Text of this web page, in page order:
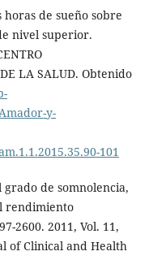
horas de sueño sobre
nivel superior.
LA SALUD. Obtenido
y-
101
grado de somnolencia,
rendimiento
2600. 2011, Vol. 11,
of Clinical and Health